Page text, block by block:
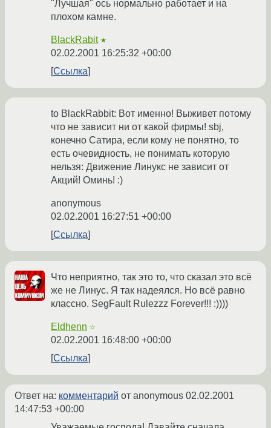
"Лучшая" ось нормально работает и на
плохом камне.
BlackRabit ★
02.02.2001 16:25:32 +00:00
Ссылка
to BlackRabbit: Вот именно! Выживет потому
что не зависит ни от какой фирмы! sbj,
конечно Сатира, если кому не понятно, то
есть очевидность, не понимать которую
нельзя: Движение Линукс не зависит от
Акций! Оминь! :)
anonymous
02.02.2001 16:27:51 +00:00
Ссылка
Что неприятно, так это то, что сказал это всё
же не Линус. Я так надеялся. Но всё равно
классно. SegFault Rulezzz Forever!!! :))))
Eldhenn ☆
02.02.2001 16:48:00 +00:00
Ссылка
Ответ на: комментарий от anonymous 02.02.2001
14:47:53 +00:00